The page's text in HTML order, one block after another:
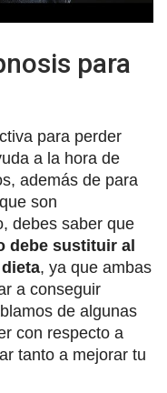
para
para perder
a la hora de
además de para
son
debes saber que
debe sustituir al
, ya que ambas
a conseguir
de algunas
con respecto a
tanto a mejorar tu